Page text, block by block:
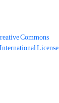
Commons
License